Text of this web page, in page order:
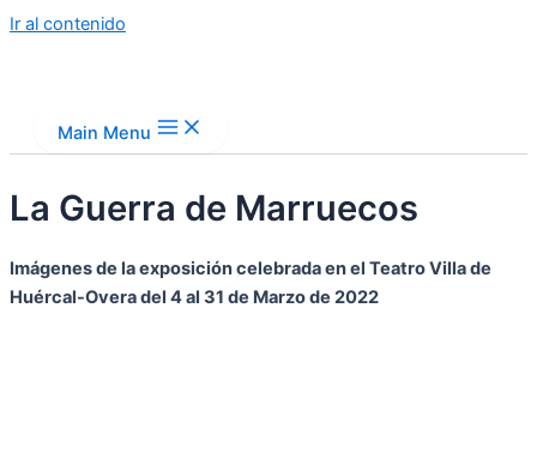
Ir al contenido
Main Menu
La Guerra de Marruecos
Imágenes de la exposición celebrada en el Teatro Villa de
Huércal-Overa del 4 al 31 de Marzo de 2022